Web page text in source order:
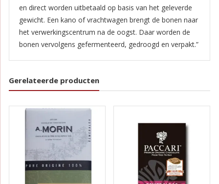
en direct worden uitbetaald op basis van het geleverde
gewicht. Een kano of vrachtwagen brengt de bonen naar
het verwerkingscentrum na de oogst. Daar worden de
bonen vervolgens gefermenteerd, gedroogd en verpakt.”
Gerelateerde producten